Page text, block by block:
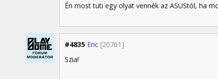
Én most tuti egy olyat vennék az ASUStól, ha
#4835 Eric [20761]
Szia!